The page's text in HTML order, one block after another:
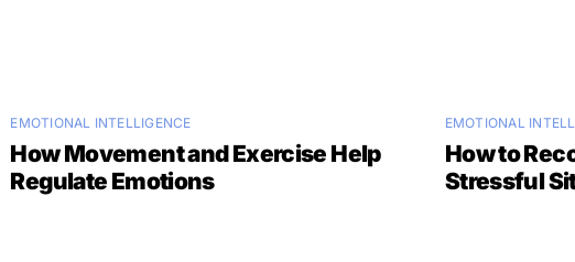
EMOTIONAL INTELLIGENCE
How Movement and Exercise Help
Regulate Emotions
EMOTIONAL
How to
Stressful